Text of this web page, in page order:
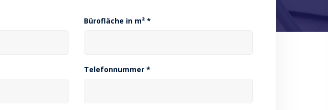
Bürofläche in m² *
Telefonnummer *